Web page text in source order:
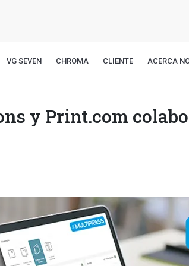
VG SEVEN CHROMA CLIENTE ACERCA
y Print.com